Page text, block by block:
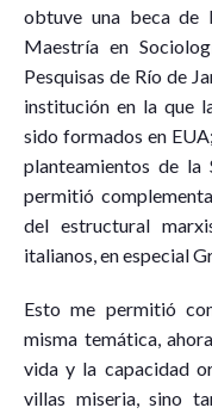
obtuve una beca de
Maestría en
Pesquisas de Río de
institución en la que
sido formados en
planteamientos de la
permitió
del estructural
italianos, en especial
Esto me permitió
misma temática,
vida y la capacidad
villas miseria, sino